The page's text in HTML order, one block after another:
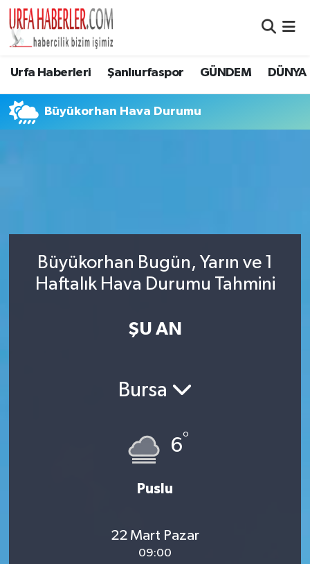
Urfa Haberleri Şanlıurfaspor GÜNDEM DÜNYA
Büyükorhan Hava Durumu
Büyükorhan Bugün, Yarın ve 1
Haftalık Hava Durumu Tahmini
ŞU AN
Bursa
6°
Puslu
22 Mart Pazar
09:00
Şanlıurfa Nöbetçi Eczaneler
Son Dakika Haberleri